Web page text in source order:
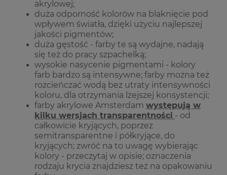
akrylowej;
duża odporność kolorów na blaknięcie pod
wpływem światła, dzięki użyciu najlepszej
jakości pigmentów;
duża gęstość - farby te są wydajne, nadają
się też do pracy szpachelką;
wysokie nasycenie pigmentami - kolory
farb bardzo są intensywne; farby można też
rozcieńczać wodą bez utraty intensywności
koloru, dla otrzymania lżejszej konsystencji;
farby akrylowe Amsterdam występują w
kilku wersjach transparentności - od
całkowicie kryjących, poprzez
semitransparentne i półkryjące, do
kryjących; zwróć na to uwagę wybierając
kolory - przeczytaj w opisie; oznaczenia
rodzaju krycia znajdziesz też na opakowaniu